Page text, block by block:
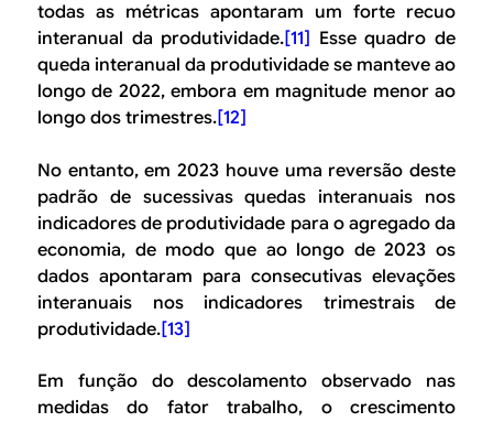
todas as métricas apontaram um forte recuo
interanual da produtividade.[11] Esse quadro de
queda interanual da produtividade se manteve ao
longo de 2022, embora em magnitude menor ao
longo dos trimestres.[12]
No entanto, em 2023 houve uma reversão deste
padrão de sucessivas quedas interanuais nos
indicadores de produtividade para o agregado da
economia, de modo que ao longo de 2023 os
dados apontaram para consecutivas elevações
interanuais nos indicadores trimestrais de
produtividade.[13]
Em função do descolamento observado nas
medidas do fator trabalho, o crescimento